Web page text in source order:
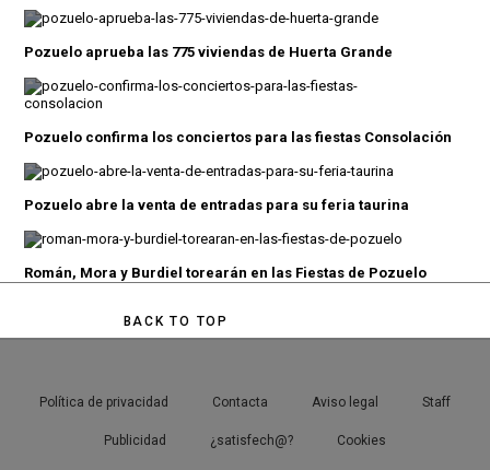
Pozuelo aprueba las 775 viviendas de Huerta Grande
Pozuelo confirma los conciertos para las fiestas Consolación
Pozuelo abre la venta de entradas para su feria taurina
Román, Mora y Burdiel torearán en las Fiestas de Pozuelo
BACK TO TOP
Política de privacidad Contacta Aviso legal Staff
Publicidad ¿satisfech@? Cookies